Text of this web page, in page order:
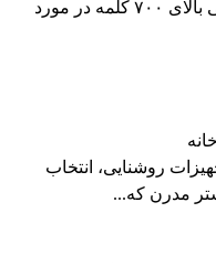
برای داشتن یک مقاله جامع و تخصصی بالای ۷۰۰ کلمه در مورد
روشنایی، انتخاب
مدرن که...